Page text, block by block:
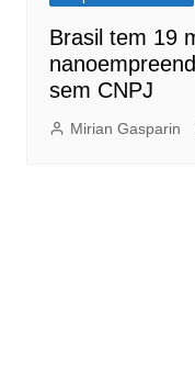
Brasil tem 19
sem CNPJ
Mirian Gasparin